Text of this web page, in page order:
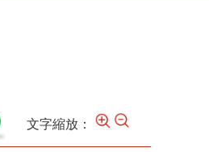
文字縮放：